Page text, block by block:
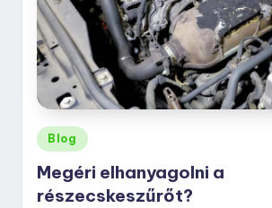
Posted
in
Blog
Megéri elhanyagolni a
részecskeszűrőt?